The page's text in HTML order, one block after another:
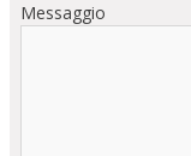
Messaggio